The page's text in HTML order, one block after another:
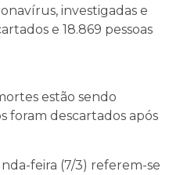
investigadas e
e 18.869 pessoas
estão sendo
foram descartados após
feira (7/3) referem-se